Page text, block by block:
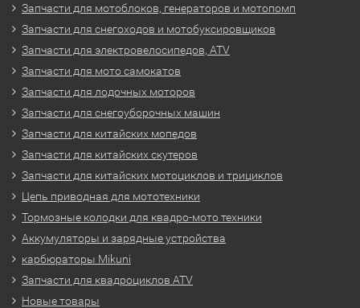
Запчасти для мотоблоков, генераторов и мотопомп
Запчасти для снегоходов и мотобуксировщиков
Запчасти для электровелосипедов, ATV
Запчасти для мото самокатов
Запчасти для лодочных моторов
Запчасти для снегоуборочных машин
Запчасти для китайских мопедов
Запчасти для китайских скутеров
Запчасти для китайских мотоциклов и трициклов
Цепь приводная для мототехники
Тормозные колодки для квадро-мото техники
Аккумуляторы и зарядные устройства
карбюраторы Mikuni
Запчасти для квадроциклов ATV
Новые товары